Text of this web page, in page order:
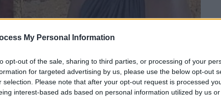
My Personal Information
opt-out of the sale, sharing to third parties, or processing of your
for targeted advertising by us, please use the below opt-out
selection. Please note that after your opt-out request is processed
interest-based ads based on personal information utilized by us